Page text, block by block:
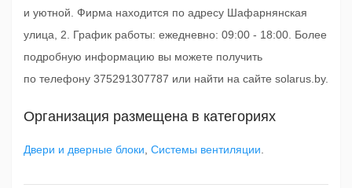
и уютной. Фирма находится по адресу Шафарнянская
улица, 2. График работы: ежедневно: 09:00 - 18:00. Более
подробную информацию вы можете получить
по телефону 375291307787 или найти на сайте solarus.by.
Организация размещена в категориях
Двери и дверные блоки Системы вентиляции